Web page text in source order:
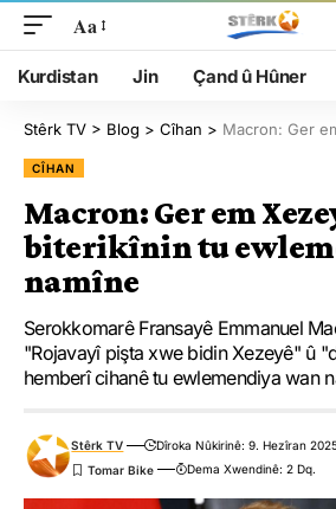
Aa
Kurdistan Jin Çand û Hûner
Stêrk TV > Blog > Cîhan > Macron: Ger em Xezeyê
CÎHAN
Macron: Ger em
biterikînin tu
namîne
Serokkomarê Fransayê Emmanuel
"Rojavayî pişta xwe bidin Xezeyê" û
hemberî cihanê tu ewlemendiya wan
Stêrk TV
Dîroka Nûkirinê: 9. Hezîran
Dema Xwendinê: 2 Dq.